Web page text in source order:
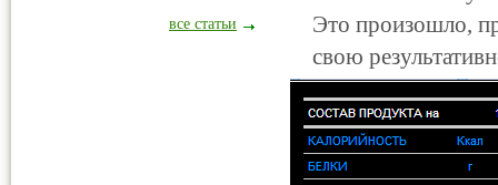
Это произошло,
свою
все статьи